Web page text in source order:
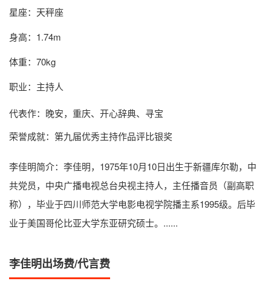
星座：天秤座
身高：1.74m
体重：70kg
职业：主持人
代表作：晚安，重庆、开心辞典、寻宝
荣誉成就：第九届优秀主持作品评比银奖
李佳明简介：李佳明，1975年10月10日出生于新疆库尔勒，中
共党员，中央广播电视总台央视主持人，主任播音员（副高职
称），毕业于四川师范大学电影电视学院播主系1995级。后毕
业于美国哥伦比亚大学东亚研究硕士。......
李佳明出场费/代言费